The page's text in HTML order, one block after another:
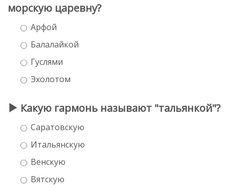
морскую царевну?
Арфой
Балалайкой
Гуслями
Эхолотом
Какую гармонь называют "тальянкой"?
Саратовскую
Итальянскую
Венскую
Вятскую